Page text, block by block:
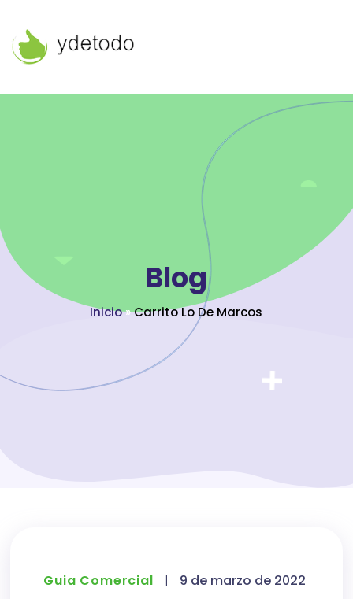
Blog
Inicio»Carrito Lo De Marcos
Guia Comercial | 9 de marzo de 2022